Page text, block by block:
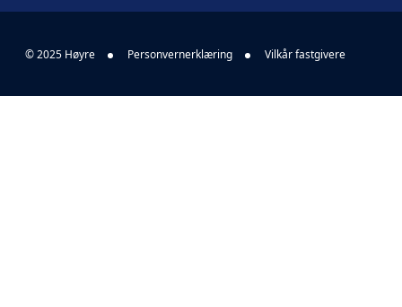
© 2025 Høyre Personvernerklæring Vilkår fastgivere